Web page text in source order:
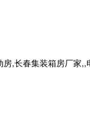
,长春集装箱房厂家